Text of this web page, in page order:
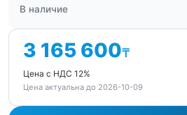
В наличие
3 165 600₸
Цена с НДС 12%
Цена актуальна до 2026-10-09